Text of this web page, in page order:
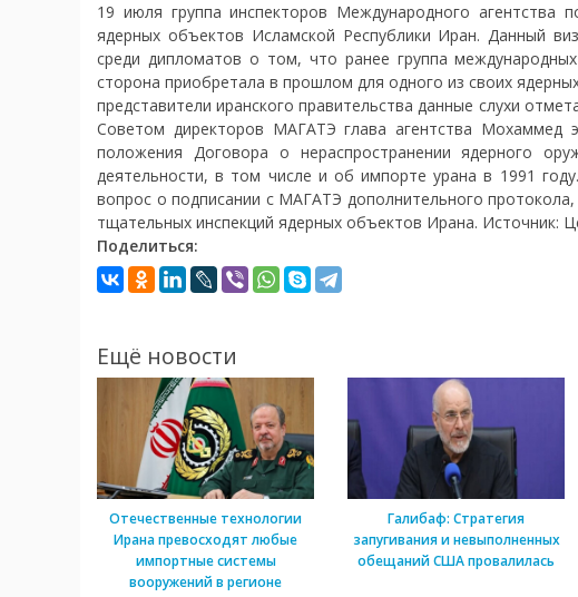
19 июля группа инспекторов Международного
ядерных объектов Исламской Республики Иран. Данный
среди дипломатов о том, что ранее группа
сторона приобретала в прошлом для одного из своих
представители иранского правительства данные слухи
Советом директоров МАГАТЭ глава агентства Мохаммед
положения Договора о нераспространении ядерного
деятельности, в том числе и об импорте урана в 1991
вопрос о подписании с МАГАТЭ дополнительного
тщательных инспекций ядерных объектов Ирана. Источник:
Поделиться:
Ещё новости
Отечественные технологии
Ирана превосходят любые
импортные системы
вооружений в регионе
Галибаф: Стратегия
запугивания и невыполненных
обещаний США провалилась